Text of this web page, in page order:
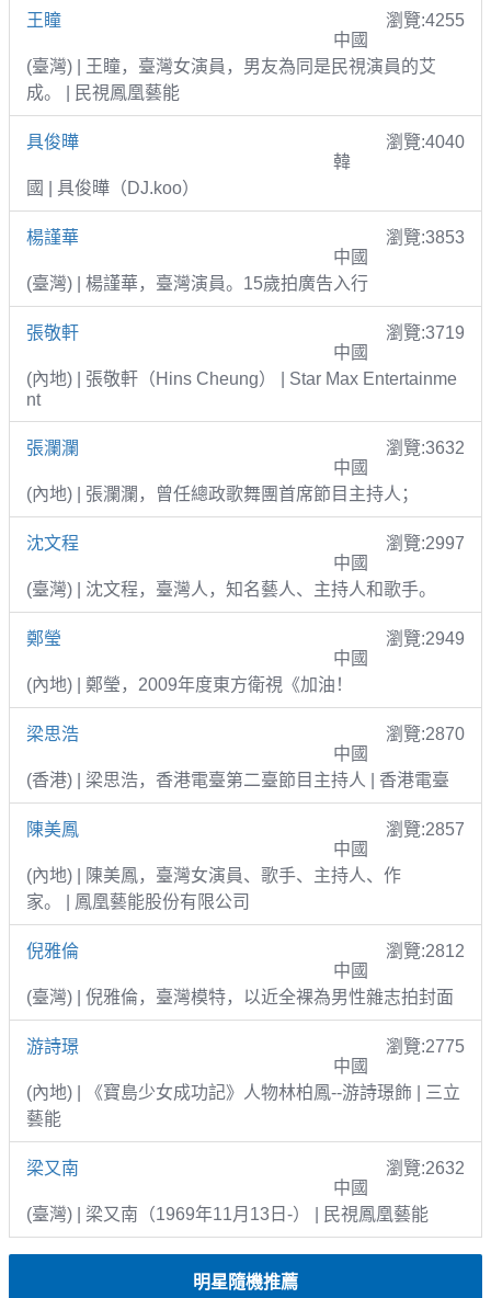
王瞳
瀏覽:4255
中國
(臺灣) | 王瞳，臺灣女演員，男友為同是民視演員的艾
成。 | 民視鳳凰藝能
具俊曄
瀏覽:4040
韓
國 | 具俊曄（DJ.koo）
楊謹華
瀏覽:3853
中國
(臺灣) | 楊謹華，臺灣演員。15歲拍廣告入行
張敬軒
瀏覽:3719
中國
(內地) | 張敬軒（Hins Cheung） | Star Max Entertainme
nt
張瀾瀾
瀏覽:3632
中國
(內地) | 張瀾瀾，曾任總政歌舞團首席節目主持人；
沈文程
瀏覽:2997
中國
(臺灣) | 沈文程，臺灣人，知名藝人、主持人和歌手。
鄭瑩
瀏覽:2949
中國
(內地) | 鄭瑩，2009年度東方衛視《加油！
梁思浩
瀏覽:2870
中國
(香港) | 梁思浩，香港電臺第二臺節目主持人 | 香港電臺
陳美鳳
瀏覽:2857
中國
(內地) | 陳美鳳，臺灣女演員、歌手、主持人、作
家。 | 鳳凰藝能股份有限公司
倪雅倫
瀏覽:2812
中國
(臺灣) | 倪雅倫，臺灣模特，以近全裸為男性雜志拍封面
游詩璟
瀏覽:2775
中國
(內地) | 《寶島少女成功記》人物林柏鳳--游詩璟飾 | 三立
藝能
梁又南
瀏覽:2632
中國
(臺灣) | 梁又南（1969年11月13日-） | 民視鳳凰藝能
明星隨機推薦